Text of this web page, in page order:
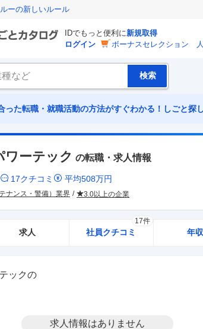
ーの新しいルール
IDでもっと便利に新規取得
ログイン
ボーナスセレクション
った転職・就職活動の方法がすぐわかる！しごと探
ワーテック の転職・求人情報
17クチコミ 平均508万円
ナンス・警備）業界 3.0以上の企業
求人 社員クチコミ
17件
年収
ックの
求人情報はありません